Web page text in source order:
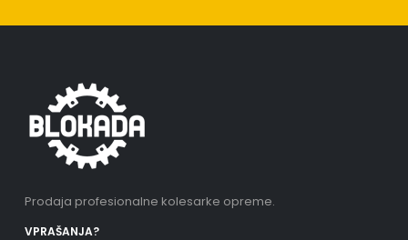
Prodaja profesionalne kolesarke opreme.
VPRAŠANJA?